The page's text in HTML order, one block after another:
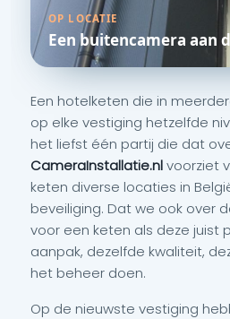
Een hotelketen die in
op elke vestiging hetzelfde
het liefst één partij die dat
CameraInstallatie.nlvoorziet
keten diverse locaties in
beveiliging. Dat we ook over
voor een keten als deze juist
aanpak, dezelfde kwaliteit,
het beheer doen.
Op de nieuwste vestiging
OP LOCATIE
Een buitencamera aan